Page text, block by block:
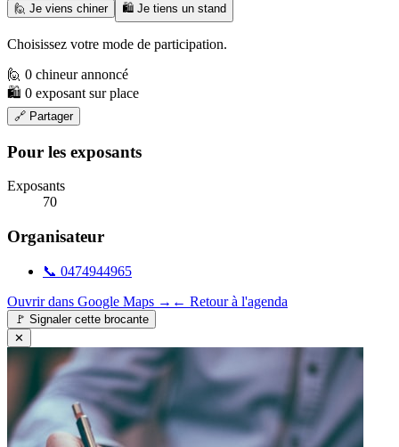
🙋 Je viens chiner 🛍️ Je tiens un stand
Choisissez votre mode de participation.
🙋 0 chineur annoncé
🛍️ 0 exposant sur place
🔗 Partager
Pour les exposants
Exposants
70
Organisateur
📞 0474944965
Ouvrir dans Google Maps → ← Retour à l'agenda
🚩 Signaler cette brocante
✕